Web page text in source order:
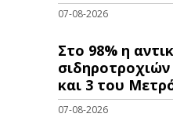
07-08-2026
Στο 98% η
και 3 του
07-08-2026